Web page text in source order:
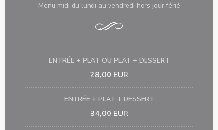
Menu midi du lundi au vendredi hors jour férié
ENTRÉE + PLAT OU PLAT + DESSERT
28,00 EUR
ENTRÉE + PLAT + DESSERT
34,00 EUR